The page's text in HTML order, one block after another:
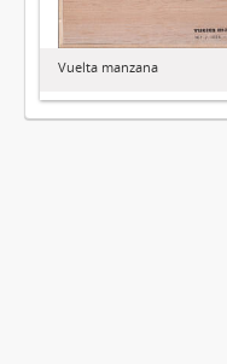
Vuelta manzana